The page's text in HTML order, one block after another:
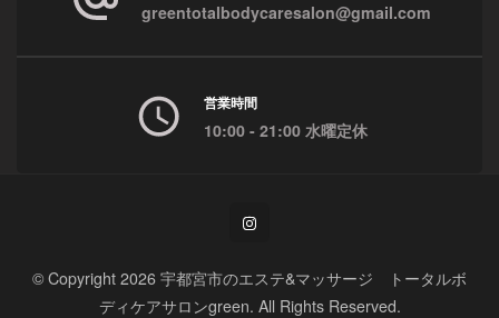
greentotalbodycaresalon@gmail.com
営業時間
10:00 - 21:00 水曜定休
© Copyright 2026 宇都宮市のエステ&マッサージ トータルボ
ディケアサロンgreen. All Rights Reserved.